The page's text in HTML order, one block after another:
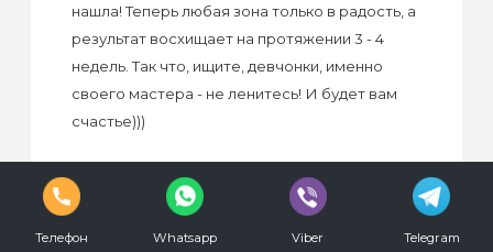
09.00
vkontakte
нашла! Теперь любая зона только в радость, а
результат восхищает на протяжении 3 - 4
недель. Так что, ищите, девчонки, именно
своего мастера - не ленитесь! И будет вам
счастье)))
Екатерина / 14 февраля 2019, 10:48
Телефон Whatsapp Viber Telegram